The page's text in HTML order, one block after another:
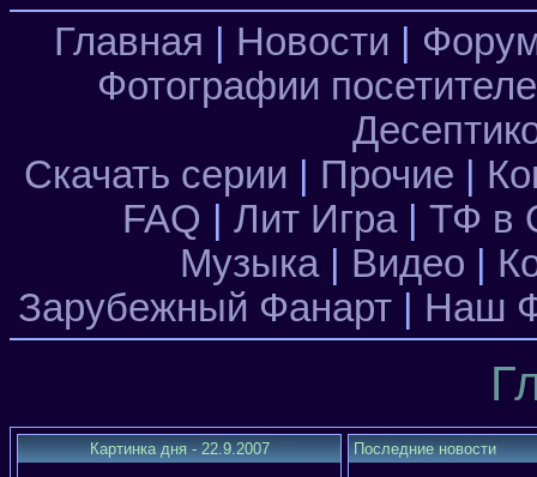
Главная Новости
Фотографии
Скачать серии
Прочие
FAQ
Лит Игра| ТФ в
Музыка| Видео
Зарубежный Фанарт
Наш
Картинка дня - 22.9.2007 Последние новости